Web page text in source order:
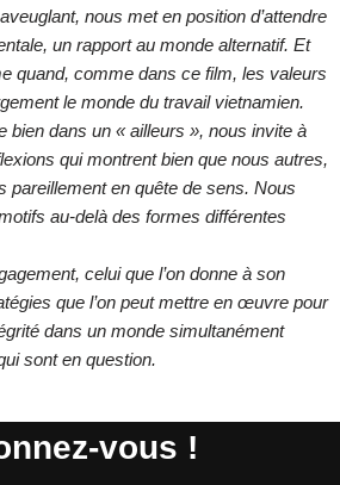
nous met en position d’attendre
un rapport au monde alternatif. Et
quand, comme dans ce film, les valeurs
le monde du travail vietnamien.
bien dans un « ailleurs », nous invite à
qui montrent bien que nous autres,
pareillement en quête de sens. Nous
au-delà des formes différentes
celui que l’on donne à son
que l’on peut mettre en œuvre pour
dans un monde simultanément
sont en question.
vous !